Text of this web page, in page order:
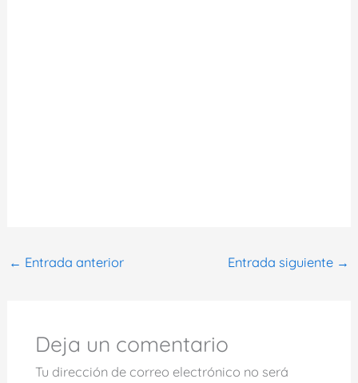
← Entrada anterior Entrada siguiente →
Deja un comentario
Tu dirección de correo electrónico no será